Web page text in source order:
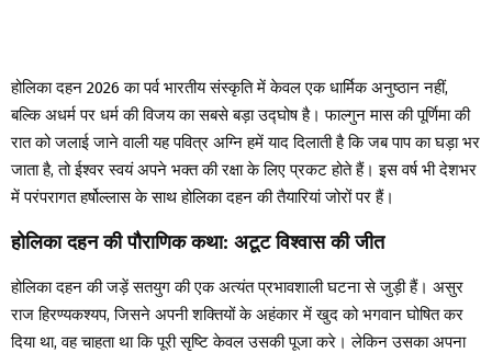
होलिका दहन 2026 का पर्व भारतीय संस्कृति में केवल एक धार्मिक अनुष्ठान नहीं,
बल्कि अधर्म पर धर्म की विजय का सबसे बड़ा उद्घोष है। फाल्गुन मास की पूर्णिमा की
रात को जलाई जाने वाली यह पवित्र अग्नि हमें याद दिलाती है कि जब पाप का घड़ा भर
जाता है, तो ईश्वर स्वयं अपने भक्त की रक्षा के लिए प्रकट होते हैं। इस वर्ष भी देशभर
में परंपरागत हर्षोल्लास के साथ होलिका दहन की तैयारियां जोरों पर हैं।
होलिका दहन की पौराणिक कथा: अटूट विश्वास की जीत
होलिका दहन की जड़ें सतयुग की एक अत्यंत प्रभावशाली घटना से जुड़ी हैं। असुर
राज हिरण्यकश्यप, जिसने अपनी शक्तियों के अहंकार में खुद को भगवान घोषित कर
दिया था, वह चाहता था कि पूरी सृष्टि केवल उसकी पूजा करे। लेकिन उसका अपना